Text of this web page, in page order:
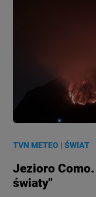
TVN METEO |ŚWIAT
Jezioro
światy"